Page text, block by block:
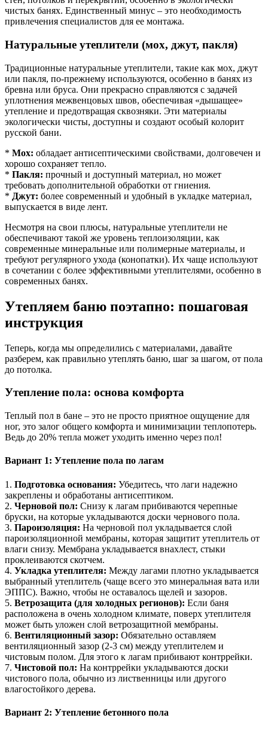
чистых банях. Единственный минус – это необходимость
привлечения специалистов для ее монтажа.
Натуральные утеплители (мох, джут, пакля)
Традиционные натуральные утеплители, такие как мох, джут
или пакля, по-прежнему используются, особенно в банях из
бревна или бруса. Они прекрасно справляются с задачей
уплотнения межвенцовых швов, обеспечивая «дышащее»
утепление и предотвращая сквозняки. Эти материалы
экологически чисты, доступны и создают особый колорит
русской бани.
* Мох: обладает антисептическими свойствами, долговечен и
хорошо сохраняет тепло.
* Пакля: прочный и доступный материал, но может
требовать дополнительной обработки от гниения.
* Джут: более современный и удобный в укладке материал,
выпускается в виде лент.
Несмотря на свои плюсы, натуральные утеплители не
обеспечивают такой же уровень теплоизоляции, как
современные минеральные или полимерные материалы, и
требуют регулярного ухода (конопатки). Их чаще используют
в сочетании с более эффективными утеплителями, особенно в
современных банях.
Утепляем баню поэтапно: пошаговая
инструкция
Теперь, когда мы определились с материалами, давайте
разберем, как правильно утеплять баню, шаг за шагом, от пола
до потолка.
Утепление пола: основа комфорта
Теплый пол в бане – это не просто приятное ощущение для
ног, это залог общего комфорта и минимизации теплопотерь.
Ведь до 20% тепла может уходить именно через пол!
Вариант 1: Утепление пола по лагам
1. Подготовка основания: Убедитесь, что лаги надежно
закреплены и обработаны антисептиком.
2. Черновой пол: Снизу к лагам прибиваются черепные
бруски, на которые укладываются доски чернового пола.
3. Пароизоляция: На черновой пол укладывается слой
пароизоляционной мембраны, которая защитит утеплитель от
влаги снизу. Мембрана укладывается внахлест, стыки
проклеиваются скотчем.
4. Укладка утеплителя: Между лагами плотно укладывается
выбранный утеплитель (чаще всего это минеральная вата или
ЭППС). Важно, чтобы не оставалось щелей и зазоров.
5. Ветрозащита (для холодных регионов): Если баня
расположена в очень холодном климате, поверх утеплителя
может быть уложен слой ветрозащитной мембраны.
6. Вентиляционный зазор: Обязательно оставляем
вентиляционный зазор (2-3 см) между утеплителем и
чистовым полом. Для этого к лагам прибивают контррейки.
7. Чистовой пол: На контррейки укладываются доски
чистового пола, обычно из лиственницы или другого
влагостойкого дерева.
Вариант 2: Утепление бетонного пола